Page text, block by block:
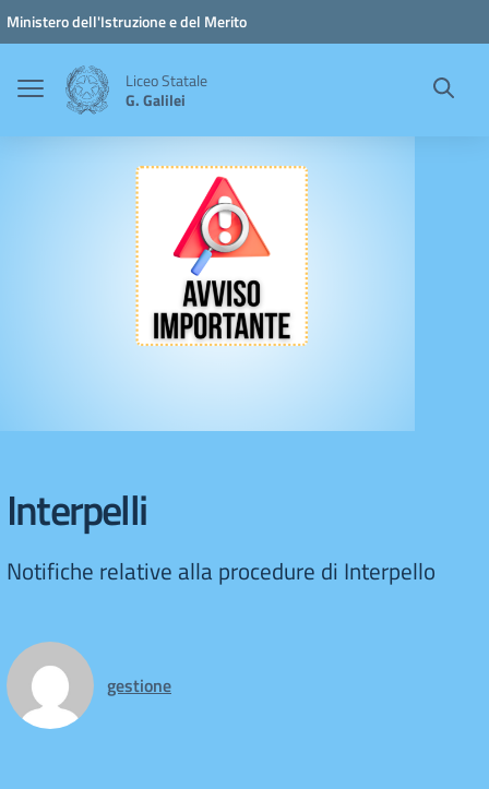
Vai ai contenuti
Vai al menu di navigazione
Vai al footer
Ministero dell'Istruzione e del Merito
Liceo Statale
G. Galilei
Interpelli
Notifiche relative alla procedure di Interpello
gestione